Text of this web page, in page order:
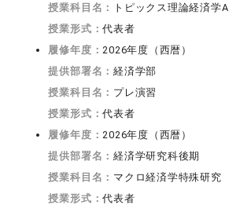
授業科目名：
トピックス理論経済学A
授業形式：代表者
履修年度：2026年度（西暦）
提供部署名：経済学部
授業科目名： プレ演習
授業形式：代表者
履修年度：2026年度（西暦）
提供部署名：経済学研究科後期
授業科目名： マクロ経済学特殊研究
授業形式：代表者